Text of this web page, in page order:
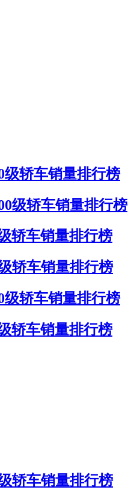
级轿车销量排行榜
级轿车销量排行榜
轿车销量排行榜
轿车销量排行榜
级轿车销量排行榜
轿车销量排行榜
轿车销量排行榜